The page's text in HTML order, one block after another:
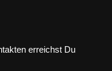
erreichst Du